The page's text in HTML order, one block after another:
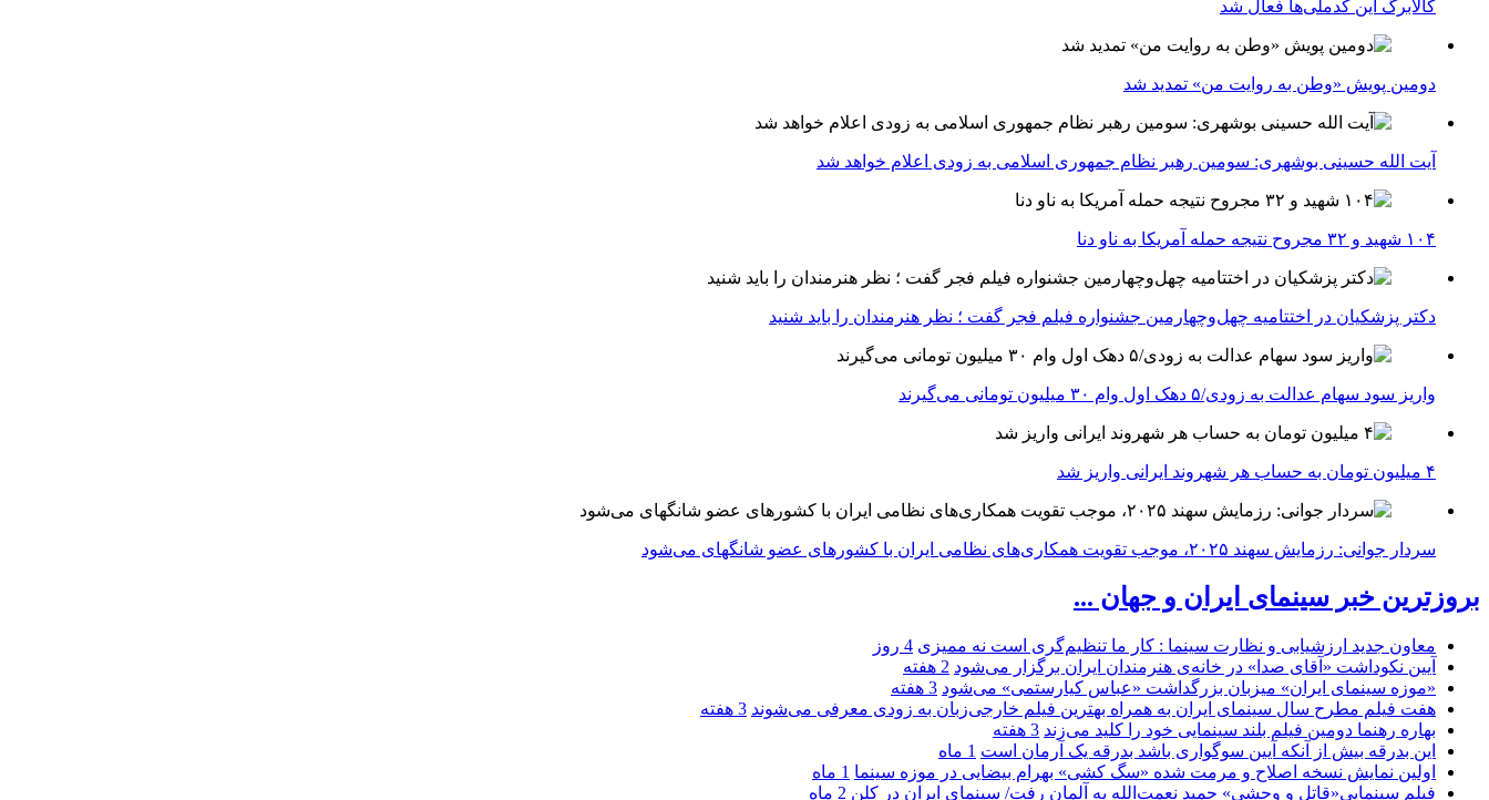
کالابرگ این کدملی‌ها فعال شد
دومین پویش «وطن به روایت من» تمدید شد
آیت الله حسینی بوشهری: سومین رهبر نظام جمهوری اسلامی به زودی اعلام خواهد شد
۱۰۴ شهید و ۳۲ مجروح نتیجه حمله آمریکا به ناو دنا
دکتر پزشکیان در اختتامیه چهل‌وچهارمین جشنواره فیلم فجر گفت ؛ نظر هنرمندان را باید شنید
واریز سود سهام عدالت به زودی/۵ دهک اول وام ۳۰ میلیون تومانی می‌گیرند
۴ میلیون تومان به حساب هر شهروند ایرانی واریز شد
سردار جوانی: رزمایش سهند ۲۰۲۵، موجب تقویت همکاری‌های نظامی ایران با کشور‌های عضو شانگهای می‌شود
بروزترین خبر سینمای ایران و جهان ...
معاون جدید ارزشیابی و نظارت سینما : کار ما تنظیم‌گری است نه ممیزی 4 روز
آیین نکوداشت «آقای صدا» در خانه‌ی هنرمندان ایران برگزار می‌شود 2 هفته
«موزه سینمای ایران» میزبان بزرگداشت «عباس کیارستمی» می‌شود 3 هفته
هفت فیلم مطرح سال سینمای ایران به همراه بهترین فیلم خارجی‌زبان به زودی معرفی می‌شوند 3 هفته
بهاره رهنما دومین فیلم بلند سینمایی خود را کلید می‌زند 3 هفته
این بدرقه بیش از آنکه آیین سوگواری باشد بدرقه یک آرمان است 1 ماه
اولین نمایش نسخه اصلاح و مرمت شده «سگ کشی» بهرام بیضایی در موزه سینما 1 ماه
فیلم سینمایی«قاتل و وحشیِ» حمید نعمت‌الله به آلمان رفت/ سینمای ایران در کلن 2 ماه